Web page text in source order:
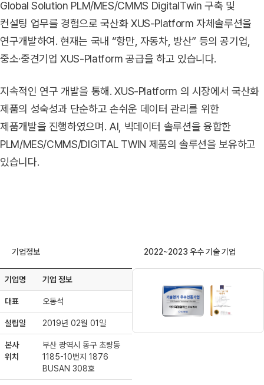
Global Solution PLM/MES/CMMS DigitalTwin 구축 및
컨설팅 업무를 경험으로 국산화 XUS-Platform 자체솔루션을
연구개발하여.현재는 국내 “항만, 자동차, 방산” 등의 공기업,
중소·중견기업 XUS-Platform 공급을 하고 있습니다.
지속적인 연구 개발을 통해. XUS-Platform 의 시장에서 국산화
제품의 성숙성과 단순하고 손쉬운 데이터 관리를 위한
제품개발을 진행하였으며. AI, 빅데이터 솔루션을 융합한
PLM/MES/CMMS/DIGITAL TWIN 제품의 솔루션을 보유하고
있습니다.
기업정보
기업명 기업 정보
대표 오동석
설립일 2019년 02월 01일
본사
위치
부산 광역시 동구 초량동
1185-10번지 1876
BUSAN 308호
2022~2023 우수 기술 기업